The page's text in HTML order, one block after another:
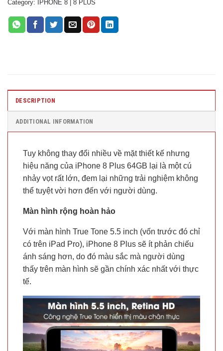
Category: IPHONE 8 | 8 PLUS
DESCRIPTION
ADDITIONAL INFORMATION
Tuy không thay đổi nhiều về mặt thiết kế nhưng
hiệu năng của iPhone 8 Plus 64GB lại là một cú
nhảy vọt rất lớn, đem lại những trải nghiệm không
thể tuyệt vời hơn đến với người dùng.
Màn hình rộng hoàn hảo
Với màn hình True Tone 5.5 inch (vốn trước đó chỉ
có trên iPad Pro), iPhone 8 Plus sẽ ít phản chiếu
ánh sáng hơn, do đó màu sắc mà người dùng
thấy trên màn hình sẽ gần chính xác nhất với thực
tế.